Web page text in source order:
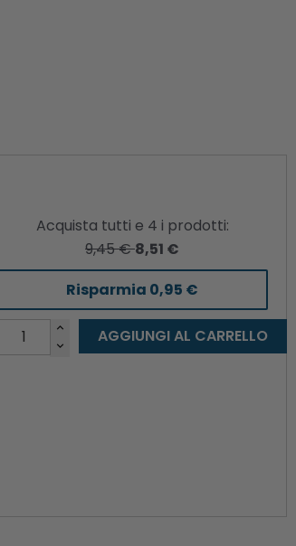
Acquista tutti e 4 i prodotti:
9,45 € 8,51 €
Risparmia 0,95 €
AGGIUNGI AL CARRELLO